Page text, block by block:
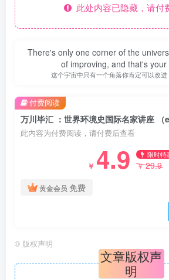
此处内容已隐藏，请付
There's only one corner of the
of improving, and that's your
这个宇宙中只有一个角落你肯定可以改
此内容为付费阅读，请付费后查看
￥ 4.9 限时特
￥29.9
黄金会员 免费
付费阅读
© 版权声明
文章版权声
明